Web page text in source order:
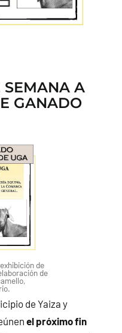
SEMANA A
GANADO
de
de
de Yaiza y
el próximo fin